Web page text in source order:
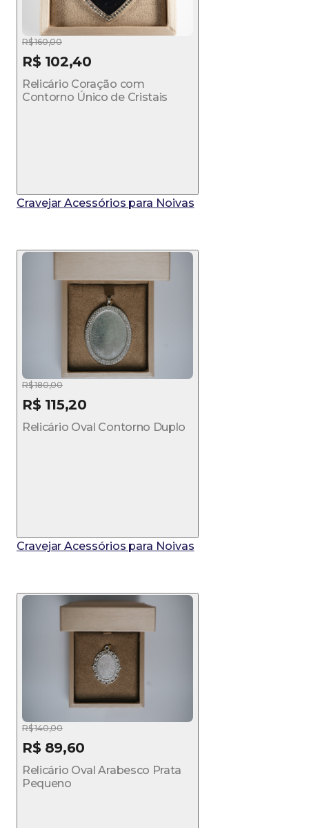
R$ 160,00
R$ 102,40
Relicário Coração com
Contorno Único de Cristais
Cravejar Acessórios para Noivas
R$ 180,00
R$ 115,20
Relicário Oval Contorno Duplo
Cravejar Acessórios para Noivas
R$ 140,00
R$ 89,60
Relicário Oval Arabesco Prata
Pequeno